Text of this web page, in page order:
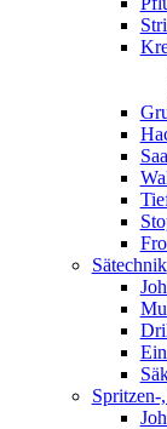
Sätechnik